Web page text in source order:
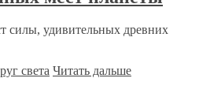
силы, удивительных древних
света Читать дальше